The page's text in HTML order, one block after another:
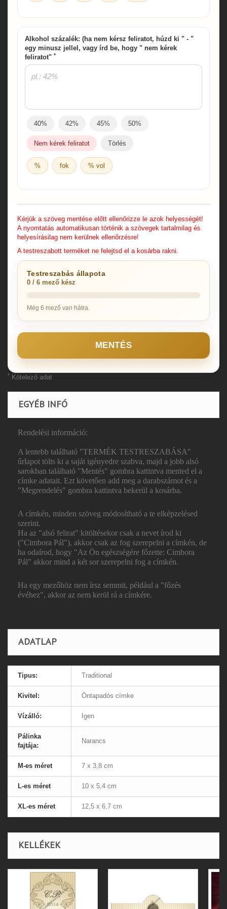
Alkohol százalék: (ha nem kérsz feliratot, húzd ki " - "
egy minusz jellel, vagy írd be, hogy " nem kérek
feliratot" *
40% 42% 45% 50%
Nem kérek feliratot Törlés
% fok % vol
Kérjük a szöveg mentése előtt ellenőrizze le azok helyességét!
A nyomtatás automatikusan történik a szövegek tartalmilag és
helyesírásilag nem kerülnek ellenőrzésre!
A testreszabott terméket ne felejtsd el a kosárba rakni.
Testreszabás állapota
0 / 6 mező kész
Még 6 mező van hátra.
MENTÉS
* Kötelező adat
EGYÉB INFÓ
Rendelési információ:
A lentebb található "TERMÉK TESTRESZABÁSA"
űrlapot tölts ki a saját igényedre szabva, majd a jobb alsó
sarokban található "Mentés" gombra kattintva mented el a
címke adatait. Ezt követően add meg a darabszámot és a
"Megrendelés" gombra kattintva bekerül a kosárba.
A címkén, minden szöveg módosítható a te elképzelésed
szerint.
Ha az "alsó felirat" kitöltésekor csak a nevet írod ki
("Cimbora Pál"), akkor csak az fog szerepelni a címkén, de
ha odaírod, hogy "Az Ön egészségére főzette: Cimbora
Pál" akkor mind a két sor szerepelni fog a címkén.
Ha egy mezőhöz nem írsz semmit, például a "főzés
évéhez", akkor az nem kerül rá a címkére.
ADATLAP
Tipus: Traditional
Kivitel: Öntapadós címke
Vízálló: Igen
Pálinka
fajtája:
Narancs
M-es méret 7 x 3,8 cm
L-es méret 10 x 5,4 cm
XL-es méret 12,5 x 6,7 cm
KELLÉKEK